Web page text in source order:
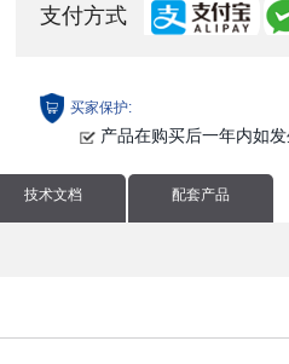
支付方式
买家保护:
产品在购买后一年内如
技术文档 配套产品